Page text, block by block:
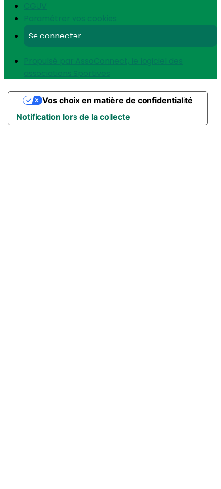
CGUV
Paramétrer vos cookies
Se connecter
Propulsé par AssoConnect, le logiciel des
associations Sportives
Notification lors de la collecte
Vos choix en matière de confidentialité